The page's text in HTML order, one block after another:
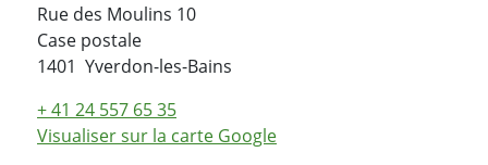
Rue des Moulins 10
Case postale
1401 Yverdon-les-Bains
+ 41 24 557 65 35
Visualiser sur la carte Google